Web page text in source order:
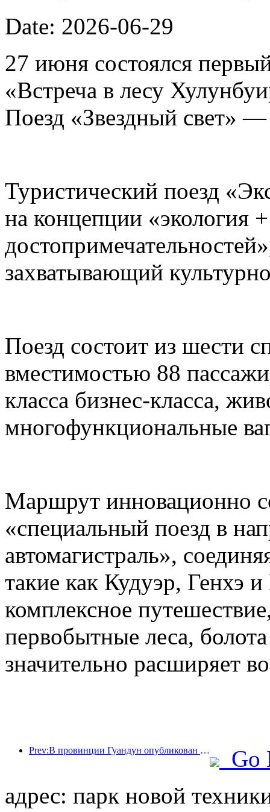
Date: 2026-06-29
27 июня состоялся
«Встреча в лесу
Поезд «Звездный свет»
Туристический поезд
на концепции «экология
захватывающий
Поезд состоит из шести
вместимостью 88
класса бизнес-класса,
многофункциональные
Маршрут инновационно
«специальный поезд в
автомагистраль»,
такие как Кудуэр, Генхэ
комплексное
первобытные леса,
значительно расширяет
Prev:В провинции Гуандун опубликован план расширения мощностей сферы услуг для превращения Большого залива в туристический центр мирового класса.
Go
адрес: парк новой